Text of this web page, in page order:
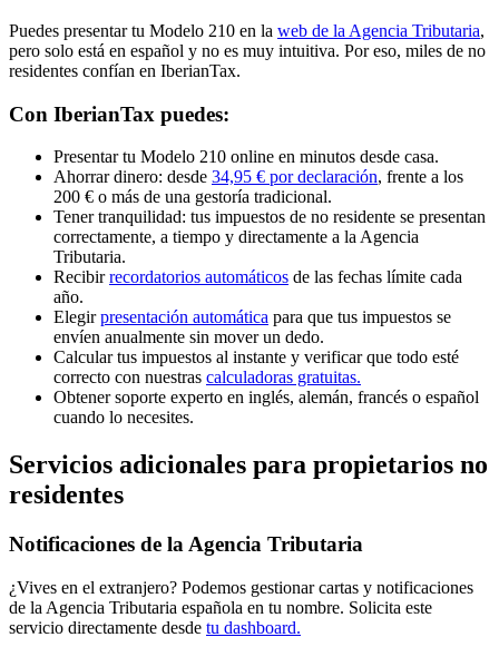
Puedes presentar tu Modelo 210 en la web de la Agencia Tributaria,
pero solo está en español y no es muy intuitiva. Por eso, miles de no
residentes confían en IberianTax.
Con IberianTax puedes:
Presentar tu Modelo 210 online en minutos desde casa.
Ahorrar dinero: desde 34,95 € por declaración, frente a los
200 € o más de una gestoría tradicional.
Tener tranquilidad: tus impuestos de no residente se presentan
correctamente, a tiempo y directamente a la Agencia
Tributaria.
Recibirrecordatorios automáticos de las fechas límite cada
año.
Elegirpresentación automática para que tus impuestos se
envíen anualmente sin mover un dedo.
Calcular tus impuestos al instante y verificar que todo esté
correcto con nuestras calculadoras gratuitas.
Obtener soporte experto en inglés, alemán, francés o español
cuando lo necesites.
Servicios adicionales para propietarios no
residentes
Notificaciones de la Agencia Tributaria
¿Vives en el extranjero? Podemos gestionar cartas y notificaciones
de la Agencia Tributaria española en tu nombre. Solicita este
servicio directamente desde tu dashboard.